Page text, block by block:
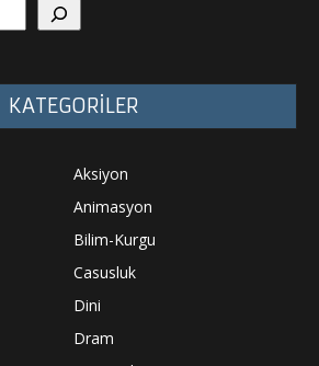
KATEGORİLER
Aksiyon
Animasyon
Bilim-Kurgu
Casusluk
Dini
Dram